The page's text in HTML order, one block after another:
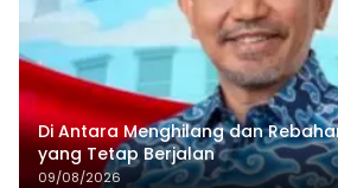
Di Antara Menghilang dan
yang Tetap Berjalan
09/08/2026